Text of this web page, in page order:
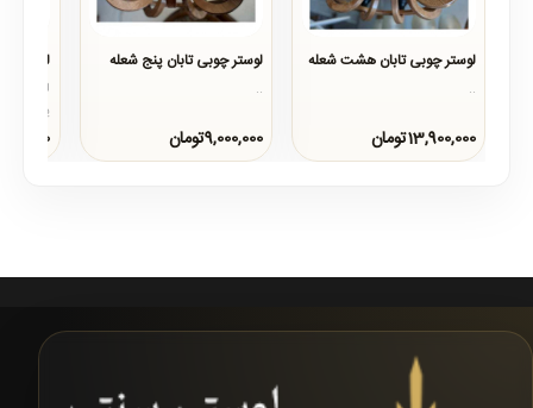
لوستر چوبی تابان هشت شعله
..
13,900,000تومان
لوستر چوبی تابان پنج شعله
..
9,000,000تومان
لوستر
لوستر
یکی دیگر
منحصر
مناسب